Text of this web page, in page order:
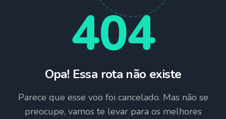
404
Opa! Essa rota não existe
Parece que esse voo foi cancelado. Mas não se
preocupe, vamos te levar para os melhores